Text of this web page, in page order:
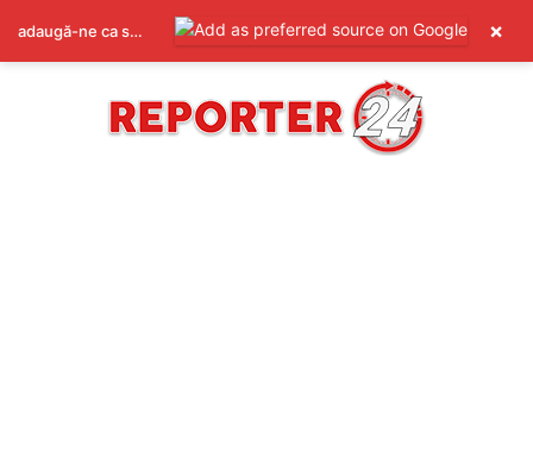
adaugă-ne ca sursă preferată pe Google ×